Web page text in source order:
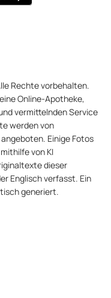
Rechte vorbehalten.
Online-Apotheke,
vermittelnden Service
werden von
Einige Fotos
von KI
dieser
Englisch verfasst. Ein
generiert.